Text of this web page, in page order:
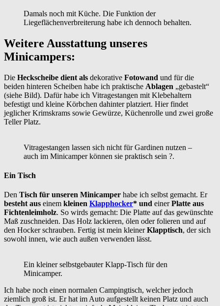
Damals noch mit Küche. Die Funktion der
Liegeflächenverbreiterung habe ich dennoch behalten.
Weitere Ausstattung unseres
Minicampers:
Die Heckscheibe dient als dekorative Fotowand und für die
beiden hinteren Scheiben habe ich praktische Ablagen „gebastelt“
(siehe Bild). Dafür habe ich Vitragestangen mit Klebehaltern
befestigt und kleine Körbchen dahinter platziert. Hier findet
jeglicher Krimskrams sowie Gewürze, Küchenrolle und zwei große
Teller Platz.
Vitragestangen lassen sich nicht für Gardinen nutzen –
auch im Minicamper können sie praktisch sein ?.
Ein Tisch
Den Tisch für unseren Minicamper habe ich selbst gemacht. Er
besteht aus einem kleinen Klapphocker* und einerPlatte aus
Fichtenleimholz. So wirds gemacht: Die Platte auf das gewünschte
Maß zuschneiden. Das Holz lackieren, ölen oder folieren und auf
den Hocker schrauben. Fertig ist mein kleinerKlapptisch, der sich
sowohl innen, wie auch außen verwenden lässt.
Ein kleiner selbstgebauter Klapp-Tisch für den
Minicamper.
Ich habe noch einen normalen Campingtisch, welcher jedoch
ziemlich groß ist. Er hat im Auto aufgestellt keinen Platz und auch